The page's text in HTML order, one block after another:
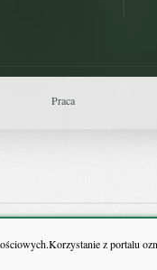
z portalu
Praca